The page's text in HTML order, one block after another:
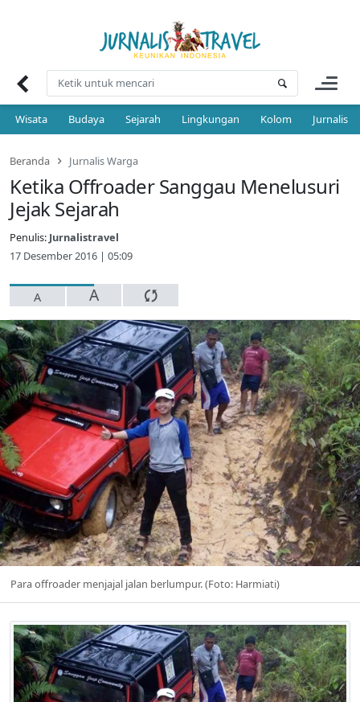
Wisata Budaya Sejarah Lingkungan Kolom Jurnalis
Beranda Jurnalis Warga
Ketika Offroader Sanggau Menelusuri
Jejak Sejarah
Penulis: Jurnalistravel
17 Desember 2016 | 05:09
A A
Para offroader menjajal jalan berlumpur. (Foto: Harmiati)